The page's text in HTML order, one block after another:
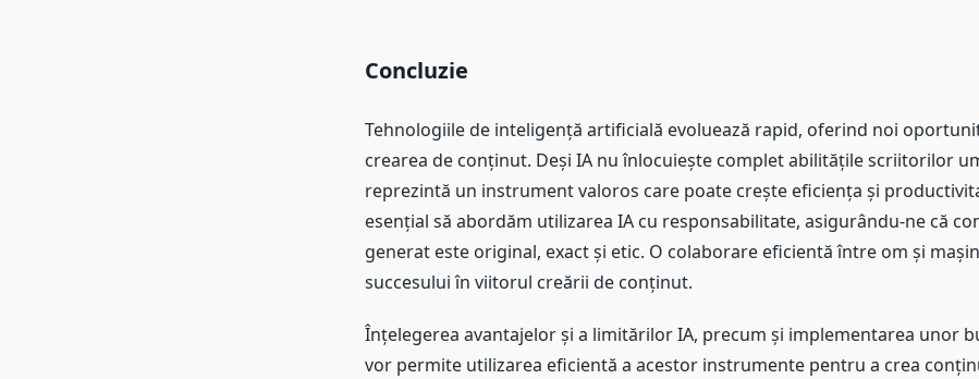
Concluzie
Tehnologiile de inteligență artificială evoluează rapid, oferind noi
crearea de conținut. Deși IA nu înlocuiește complet abilitățile scriitorilor
reprezintă un instrument valoros care poate crește eficiența și
esențial să abordăm utilizarea IA cu responsabilitate, asigurându-ne că
generat este original, exact și etic. O colaborare eficientă între om și
succesului în viitorul creării de conținut.
Înțelegerea avantajelor și a limitărilor IA, precum și implementarea unor
vor permite utilizarea eficientă a acestor instrumente pentru a crea